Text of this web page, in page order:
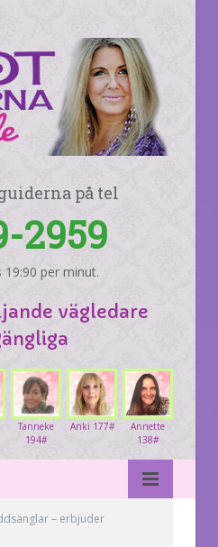
på tel
2959
19:90 per minut.
vägledare
Annette
138#
Anki 177#
Tanneke
194#
– erbjuder